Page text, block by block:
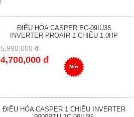
ĐIỀU HÒA CASPER EC-09IU36
INVERTER PROAIR 1 CHIỀU 1.0HP
5,990,000 đ
4,700,000 đ
Mới
ĐIỀU HÒA CASPER 1 CHIỀU INVERTER